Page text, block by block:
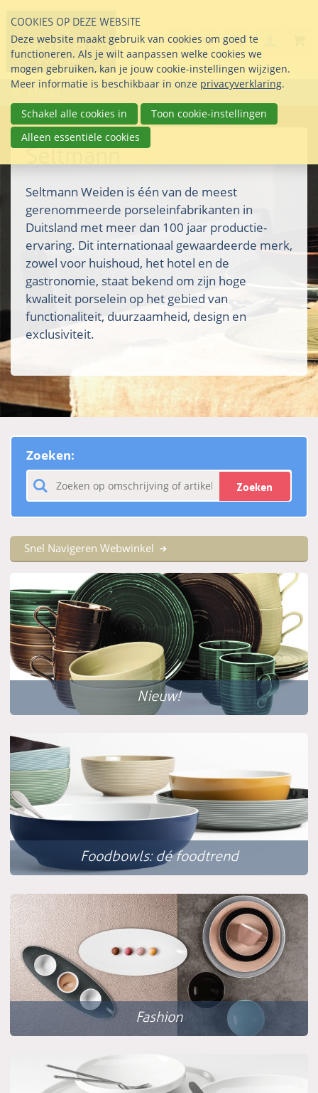
links
over
Direct
naar
inhoud
Direct
naar
het
info@seltmann-
Stel uw vraag
085 76 07 000
Search
Menu
Seltmann
Seltmann Weiden is één van de meest
gerenommeerde porseleinfabrikanten in
Duitsland met meer dan 100 jaar productie-
ervaring. Dit internationaal gewaardeerde merk,
zowel voor huishoud, het hotel en de
gastronomie, staat bekend om zijn hoge
kwaliteit porselein op het gebied van
functionaliteit, duurzaamheid, design en
exclusiviteit.
Zoeken:
Zoeken
Snel Navigeren Webwinkel
Nieuw!
Foodbowls: dé foodtrend
Fashion
COOKIES OP DEZE WEBSITE
Deze website maakt gebruik van cookies om goed te
functioneren. Als je wilt aanpassen welke cookies we
mogen gebruiken, kan je jouw cookie-instellingen wijzigen.
Meer informatie is beschikbaar in onze privacyverklaring.
Schakel alle cookies in
Toon cookie-instellingen
Alleen essentiële cookies